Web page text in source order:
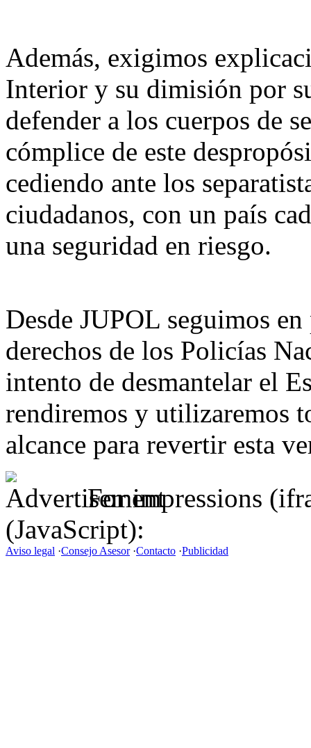
Además, exigimos
Interior y su dimisión por
defender a los cuerpos de
cómplice de este
cediendo ante los
ciudadanos, con un país
una seguridad en riesgo.
Desde JUPOL seguimos
derechos de los Policías
intento de desmantelar el
rendiremos y utilizaremos
alcance para revertir esta
For impressions
(JavaScript):
Aviso legal ·Consejo Asesor·Contacto ·Publicidad